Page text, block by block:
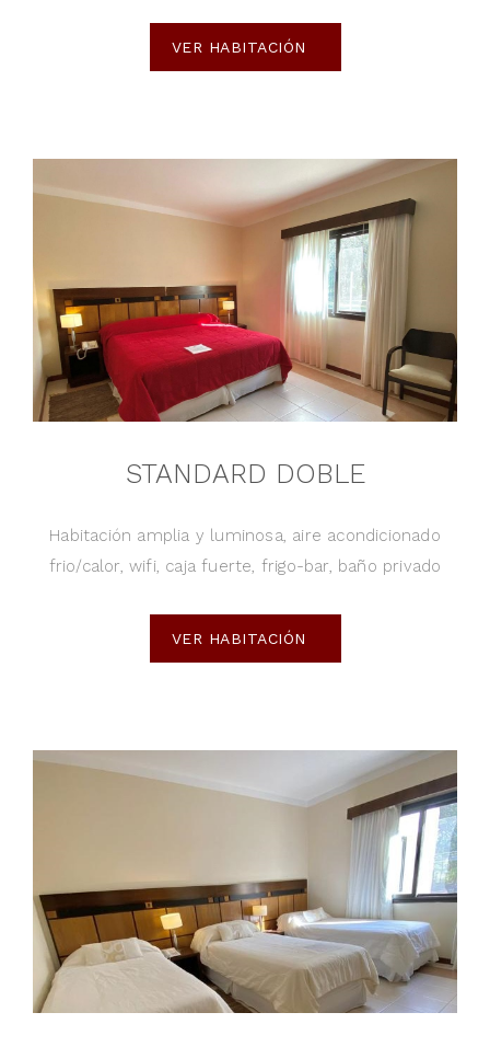
VER HABITACIÓN
STANDARD DOBLE
Habitación amplia y luminosa, aire acondicionado
frio/calor, wifi, caja fuerte, frigo-bar, baño privado
VER HABITACIÓN